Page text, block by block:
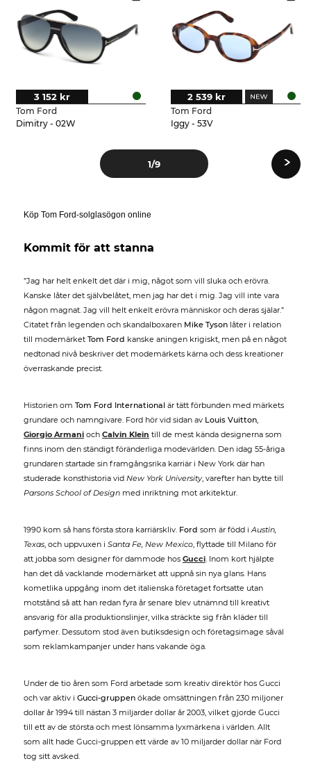
Tom Ford
Dimitry - 02W
3 152 kr
Tom Ford
Iggy - 53V
2 539 kr
1/9 ›
Köp Tom Ford-solglasögon online
Kommit för att stanna
”Jag har helt enkelt det där i mig, något som vill sluka och erövra.
Kanske låter det självbelåtet, men jag har det i mig. Jag vill inte vara
någon magnat. Jag vill helt enkelt erövra människor och deras själar.”
Citatet från legenden och skandalboxaren Mike Tyson låter i relation
till modemärket Tom Ford kanske aningen krigiskt, men på en något
nedtonad nivå beskriver det modemärkets kärna och dess kreationer
överraskande precist.
Historien om Tom Ford International är tätt förbunden med märkets
grundare och namngivare. Ford hör vid sidan av Louis Vuitton,
Giorgio Armani och Calvin Klein till de mest kända designerna som
finns inom den ständigt föränderliga modevärlden. Den idag 55-åriga
grundaren startade sin framgångsrika karriär i New York där han
studerade konsthistoria vid New York University, varefter han bytte till
Parsons School of Design med inriktning mot arkitektur.
1990 kom så hans första stora karriärskliv. Ford som är född iAustin,
Texas, och uppvuxen i Santa Fe, New Mexico, flyttade till Milano för
att jobba som designer för dammode hos Gucci. Inom kort hjälpte
han det då vacklande modemärket att uppnå sin nya glans. Hans
kometlika uppgång inom det italienska företaget fortsatte utan
motstånd så att han redan fyra år senare blev utnämnd till kreativt
ansvarig för alla produktionslinjer, vilka sträckte sig från kläder till
parfymer. Dessutom stod även butiksdesign och företagsimage såväl
som reklamkampanjer under hans vakande öga.
Under de tio åren som Ford arbetade som kreativ direktör hos Gucci
och var aktiv i Gucci-gruppen ökade omsättningen från 230 miljoner
dollar år 1994 till nästan 3 miljarder dollar år 2003, vilket gjorde Gucci
till ett av de största och mest lönsamma lyxmärkena i världen. Allt
som allt hade Gucci-gruppen ett värde av 10 miljarder dollar när Ford
tog sitt avsked.